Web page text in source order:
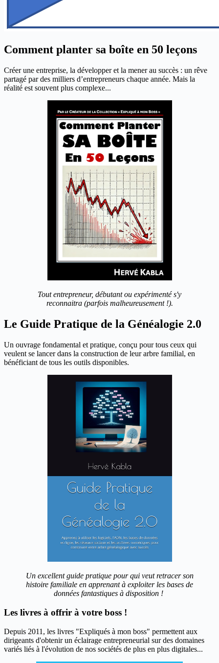
Comment planter sa boîte en 50 leçons
Créer une entreprise, la développer et la mener au succès : un rêve
partagé par des milliers d’entrepreneurs chaque année. Mais la
réalité est souvent plus complexe...
Tout entrepreneur, débutant ou expérimenté s'y
reconnaitra (parfois malheureusement !).
Le Guide Pratique de la Généalogie 2.0
Un ouvrage fondamental et pratique, conçu pour tous ceux qui
veulent se lancer dans la construction de leur arbre familial, en
bénéficiant de tous les outils disponibles.
Un excellent guide pratique pour qui veut retracer son
histoire familiale en apprenant à exploiter les bases de
données fantastiques à disposition !
Les livres à offrir à votre boss !
Depuis 2011, les livres "Expliqués à mon boss" permettent aux
dirigeants d'obtenir un éclairage entrepreneurial sur des domaines
variés liés à l'évolution de nos sociétés de plus en plus digitales...